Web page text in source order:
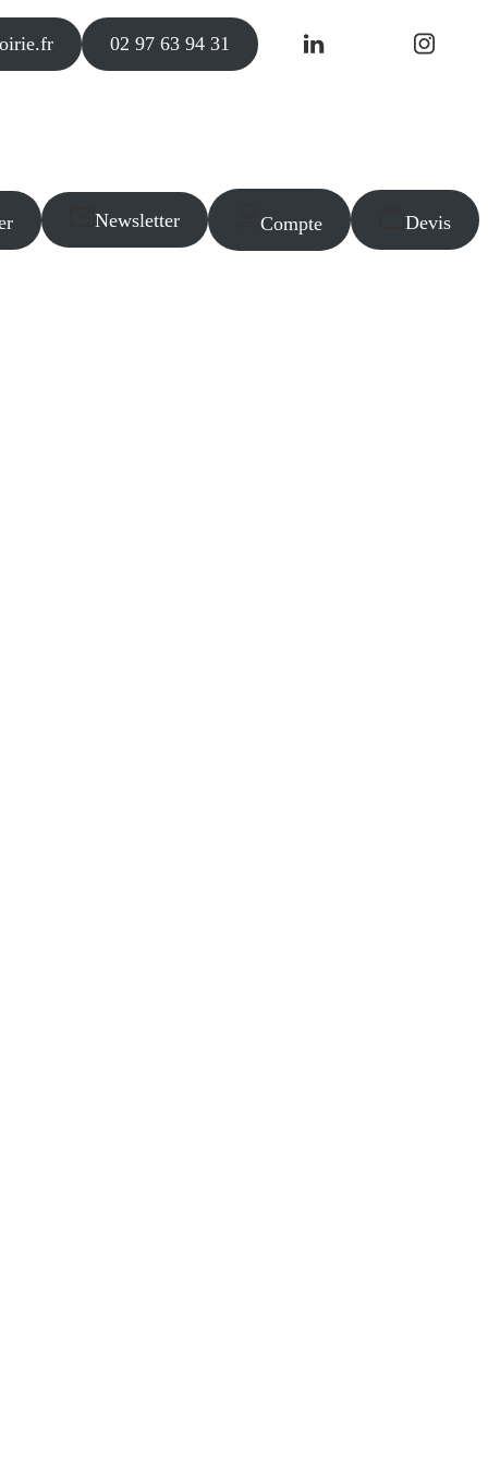
02 97 63 94 31
Newsletter Compte Devis